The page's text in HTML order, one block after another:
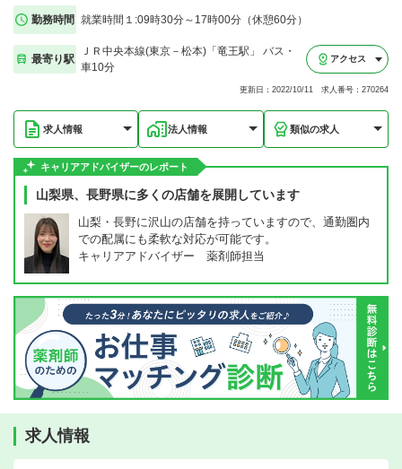
勤務時間 就業時間１:09時30分～17時00分（休憩60分）
最寄り駅
ＪＲ中央本線(東京－松本)「竜王駅」 バス・
車10分
アクセス
更新日：2022/10/11 求人番号：270264
求人情報 法人情報 類似の求人
キャリアアドバイザーのレポート
山梨県、長野県に多くの店舗を展開しています
山梨・長野に沢山の店舗を持っていますので、通勤圏内
での配属にも柔軟な対応が可能です。
キャリアアドバイザー 薬剤師担当
求人情報